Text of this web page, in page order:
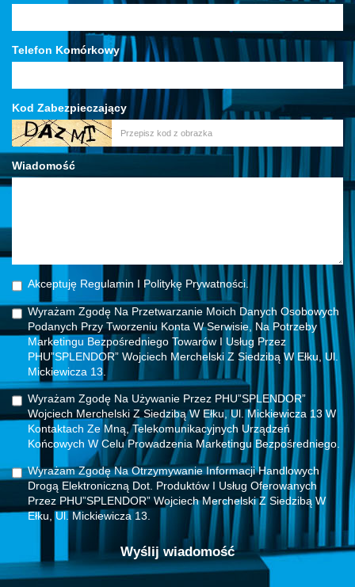
Telefon Komórkowy
Kod Zabezpieczający
Wiadomość
Akceptuję Regulamin I Politykę Prywatności.
Wyrażam Zgodę Na Przetwarzanie Moich Danych Osobowych
Podanych Przy Tworzeniu Konta W Serwisie, Na Potrzeby
Marketingu Bezpośredniego Towarów I Usług Przez
PHU”SPLENDOR” Wojciech Merchelski Z Siedzibą W Ełku, Ul.
Mickiewicza 13.
Wyrażam Zgodę Na Używanie Przez PHU”SPLENDOR”
Wojciech Merchelski Z Siedzibą W Ełku, Ul. Mickiewicza 13 W
Kontaktach Ze Mną, Telekomunikacyjnych Urządzeń
Końcowych W Celu Prowadzenia Marketingu Bezpośredniego.
Wyrażam Zgodę Na Otrzymywanie Informacji Handlowych
Drogą Elektroniczną Dot. Produktów I Usług Oferowanych
Przez PHU”SPLENDOR” Wojciech Merchelski Z Siedzibą W
Ełku, Ul. Mickiewicza 13.